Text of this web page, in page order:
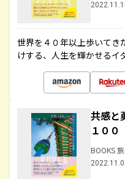
世界を４０年以上歩いてき
けする、人生を輝かせるイ
共感と
１００
BOOKS